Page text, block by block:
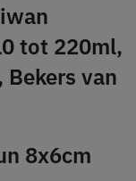
tot 220ml,
van
8x6cm